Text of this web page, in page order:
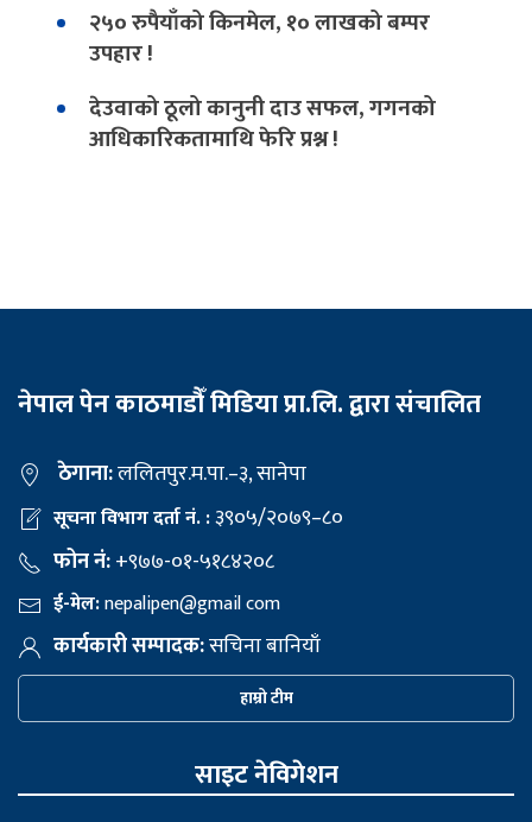
२५० रुपैयाँको किनमेल, १० लाखको बम्पर
उपहार !
देउवाको ठूलो कानुनी दाउ सफल, गगनको
आधिकारिकतामाथि फेरि प्रश्न !
नेपाल पेन काठमाडौँ मिडिया प्रा.लि. द्वारा संचालित
ठेगाना:ललितपुर.म.पा.–३, सानेपा
सूचना विभाग दर्ता नं. :३९०५/२०७९–८०
फोन नं:+९७७-०१-५१८४२०८
ई-मेल:nepalipen@gmail com
कार्यकारी सम्पादक:सचिना बानियाँ
हाम्रो टीम
साइट नेविगेशन